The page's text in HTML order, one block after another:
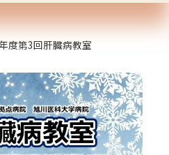
度第3回肝臓病教室